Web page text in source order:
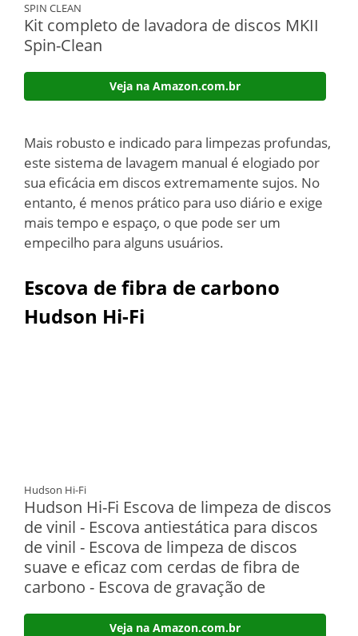
SPIN CLEAN
Kit completo de lavadora de discos MKII
Spin-Clean
Veja na Amazon.com.br
Mais robusto e indicado para limpezas profundas,
este sistema de lavagem manual é elogiado por
sua eficácia em discos extremamente sujos. No
entanto, é menos prático para uso diário e exige
mais tempo e espaço, o que pode ser um
empecilho para alguns usuários.
Escova de fibra de carbono
Hudson Hi-Fi
Hudson Hi-Fi
Hudson Hi-Fi Escova de limpeza de discos
de vinil - Escova antiestática para discos
de vinil - Escova de limpeza de discos
suave e eficaz com cerdas de fibra de
carbono - Escova de gravação de
Veja na Amazon.com.br